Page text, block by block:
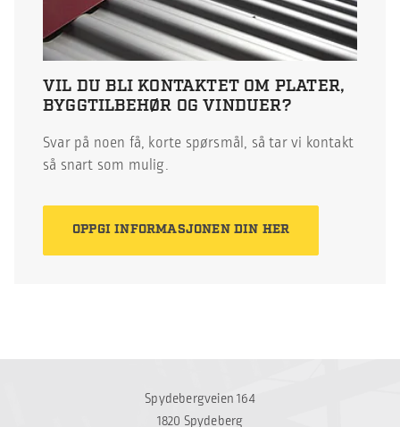
VIL DU BLI KONTAKTET OM PLATER,
BYGGTILBEHØR OG VINDUER?
Svar på noen få, korte spørsmål, så tar vi kontakt
så snart som mulig.
OPPGI INFORMASJONEN DIN HER
Spydebergveien 164
1820 Spydeberg